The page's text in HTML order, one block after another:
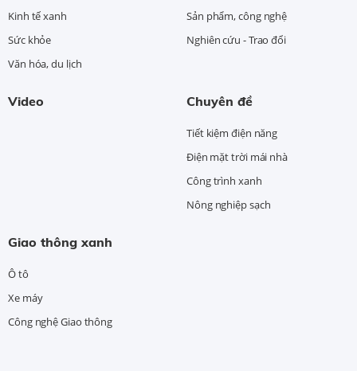
Kinh tế xanh
Sức khỏe
Văn hóa, du lịch
Sản phẩm, công nghệ
Nghiên cứu - Trao đổi
Video Chuyên đề
Tiết kiệm điện năng
Điện mặt trời mái nhà
Công trình xanh
Nông nghiệp sạch
Giao thông xanh
Ô tô
Xe máy
Công nghệ Giao thông